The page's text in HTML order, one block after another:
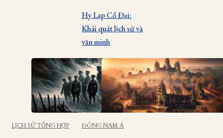
Hy Lạp Cổ Đại:
Khái quát lịch sử và
văn minh
LỊCH SỬ TỔNG HỢP ĐÔNG NAM Á